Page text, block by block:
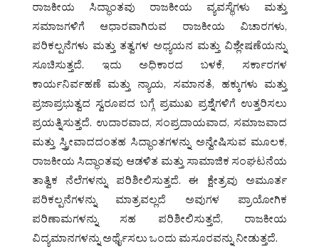
ರಾಜಕೀಯ ಸಿದ್ಧಾಂತವು ರಾಜಕೀಯ ವ್ಯವಸ್ಥೆಗಳು ಮತ್ತು
ಸಮಾಜಗಳಿಗೆ ಆಧಾರವಾಗಿರುವ ರಾಜಕೀಯ ವಿಚಾರಗಳು,
ಪರಿಕಲ್ಪನೆಗಳು ಮತ್ತು ತತ್ವಗಳ ಅಧ್ಯಯನ ಮತ್ತು ವಿಶ್ಲೇಷಣೆಯನ್ನು
ಸೂಚಿಸುತ್ತದೆ. ಇದು ಅಧಿಕಾರದ ಬಳಕೆ, ಸರ್ಕಾರಗಳ
ಕಾರ್ಯನಿರ್ವಹಣೆ ಮತ್ತು ನ್ಯಾಯ, ಸಮಾನತೆ, ಹಕ್ಕುಗಳು ಮತ್ತು
ಪ್ರಜಾಪ್ರಭುತ್ವದ ಸ್ವರೂಪದ ಬಗ್ಗೆ ಪ್ರಮುಖ ಪ್ರಶ್ನೆಗಳಿಗೆ ಉತ್ತರಿಸಲು
ಪ್ರಯತ್ನಿಸುತ್ತದೆ. ಉದಾರವಾದ, ಸಂಪ್ರದಾಯವಾದ, ಸಮಾಜವಾದ
ಮತ್ತು ಸ್ತ್ರೀವಾದದಂತಹ ಸಿದ್ಧಾಂತಗಳನ್ನು ಅನ್ವೇಷಿಸುವ ಮೂಲಕ,
ರಾಜಕೀಯ ಸಿದ್ಧಾಂತವು ಆಡಳಿತ ಮತ್ತು ಸಾಮಾಜಿಕ ಸಂಘಟನೆಯ
ತಾತ್ವಿಕ ನೆಲೆಗಳನ್ನು ಪರಿಶೀಲಿಸುತ್ತದೆ. ಈ ಕ್ಷೇತ್ರವು ಅಮೂರ್ತ
ಪರಿಕಲ್ಪನೆಗಳನ್ನು ಮಾತ್ರವಲ್ಲದೆ ಅವುಗಳ ಪ್ರಾಯೋಗಿಕ
ಪರಿಣಾಮಗಳನ್ನು ಸಹ ಪರಿಶೀಲಿಸುತ್ತದೆ, ರಾಜಕೀಯ
ವಿದ್ಯಮಾನಗಳನ್ನು ಅರ್ಥೈಸಲು ಒಂದು ಮಸೂರವನ್ನು ನೀಡುತ್ತದೆ.